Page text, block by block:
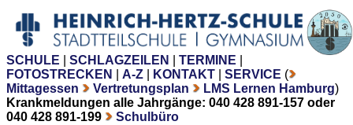
SCHULE SCHLAGZEILEN TERMINE
FOTOSTRECKEN
A-Z KONTAKT SERVICE (
Mittagessen
Vertretungsplan LMS Lernen Hamburg)
Krankmeldungen alle Jahrgänge: 040 428 891-157 oder
040 428 891-199
Schulbüro